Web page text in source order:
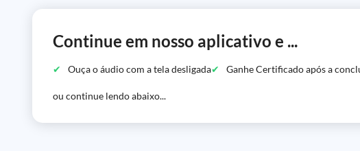
Continue em nosso aplicativo e ...
Ouça o áudio com a tela desligada Ganhe Certificado após a
ou continue lendo abaixo...